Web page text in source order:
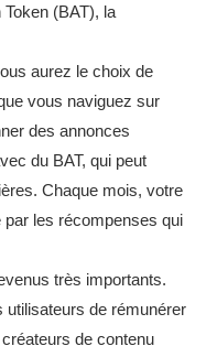
(BAT), la
aurez le choix de
vous naviguez sur
des annonces
du BAT, qui peut
Chaque mois, votre
par les récompenses qui
très importants.
utilisateurs de rémunérer
de contenu